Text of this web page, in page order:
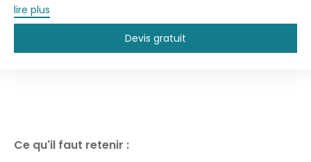
L’aluminium, matériau robuste, résistant à la
corrosion et nécessitant peu d’entretien, s’impose
comme une option idéale face aux conditions
esthétisme et valeur à votre habitation.
lire plus
Devis gratuit
Ce qu'il faut retenir :